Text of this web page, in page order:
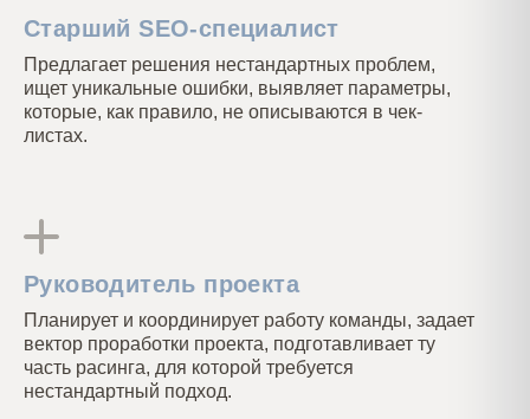
Старший SEO-специалист
Предлагает решения нестандартных проблем,
ищет уникальные ошибки, выявляет параметры,
которые, как правило, не описываются в чек-
листах.
Руководитель проекта
Планирует и координирует работу команды, задает
вектор проработки проекта, подготавливает ту
часть расинга, для которой требуется
нестандартный подход.